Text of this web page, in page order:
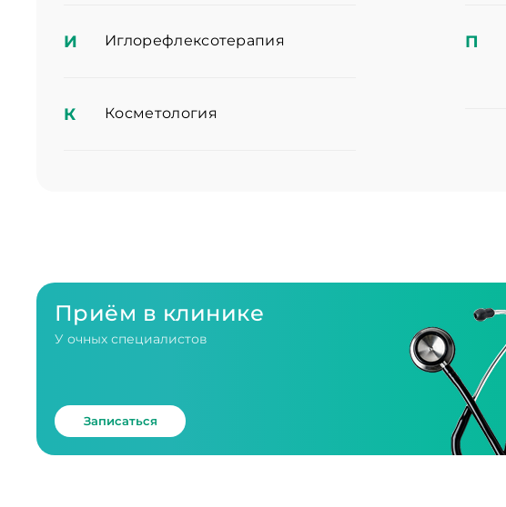
И Иглорефлексотерапия
К Косметология
П
Приём в клинике
У очных специалистов
Записаться